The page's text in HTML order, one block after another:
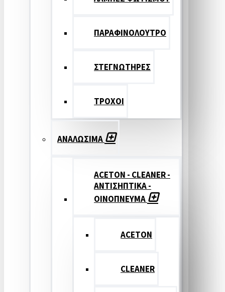
ΠΑΡΑΦΙΝΟΛΟΥΤΡΟ
ΣΤΕΓΝΩΤΗΡΕΣ
ΤΡΟΧΟΙ
ΑΝΑΛΩΣΙΜΑ
ACETON - CLEANER -
ΑΝΤΙΣΗΠΤΙΚΑ -
ΟΙΝΟΠΝΕΥΜΑ
ACETON
CLEANER